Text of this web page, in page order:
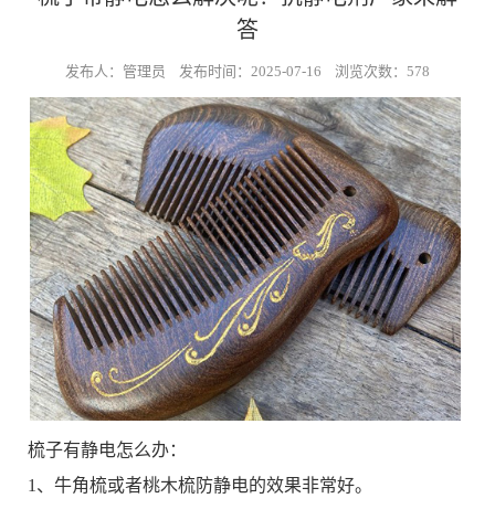
答
发布人：管理员 发布时间：2025-07-16 浏览次数：578
梳子有静电怎么办：
1、牛角梳或者桃木梳防静电的效果非常好。